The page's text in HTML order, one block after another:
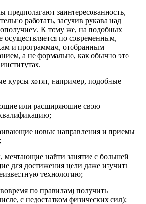
предполагают заинтересованность,
работать, засучив рукава над
К тому же, на подобных
осуществляется по современным,
и программам, отобранным
а не формально, как обычно это
курсы хотят, например, подобные
или расширяющие свою
новые направления и приемы
мечтающие найти занятие с большей
для достижения цели даже изучить
технологию;
вовремя по правилам) получить
с недостатком физических сил);